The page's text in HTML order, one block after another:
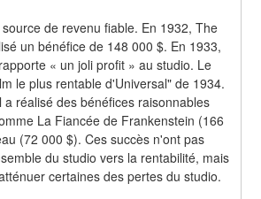
de revenu fiable. En 1932, The
un bénéfice de 148 000 $. En 1933,
« un joli profit » au studio. Le
le plus rentable d'Universal" de 1934.
a réalisé des bénéfices raisonnables
La Fiancée de Frankenstein (166
(72 000 $). Ces succès n'ont pas
du studio vers la rentabilité, mais
certaines des pertes du studio.